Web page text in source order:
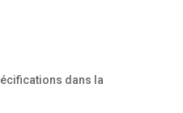
dans la